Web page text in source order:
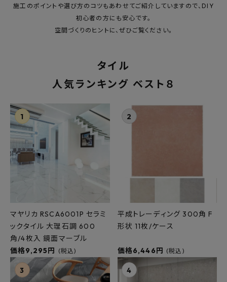
よくあるご質問
特定商取引法について
プライバシーポリシー
施工のポイントや選び方のコツもあわせてご紹介していますので、DIY
初心者の方にも安心です。
空間づくりのヒントに、ぜひご覧ください。
タイル
人気ランキング ベスト８
マヤリカ RSCA6001P セラミ
ックタイル 大理石調 600
角/4枚入 鏡面マーブル
価格9,295円 (税込)
平成トレーディング 300角 F
形状 11枚/ケース
価格6,446円 (税込)